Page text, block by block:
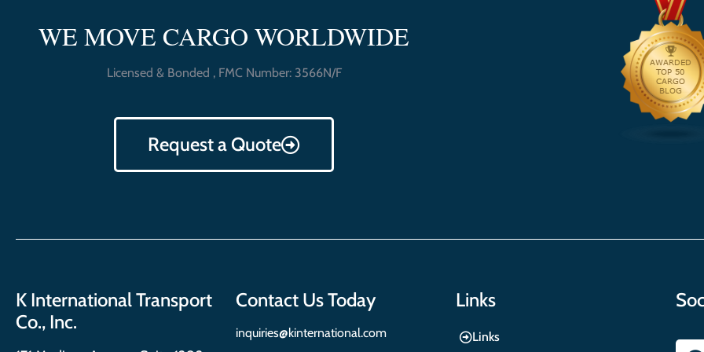
WE MOVE CARGO WORLDWIDE
Licensed & Bonded , FMC Number: 3566N/F
Request a Quote
K International Transport
Co., Inc.
Contact Us Today
inquiries@kinternational.com
Links
Links